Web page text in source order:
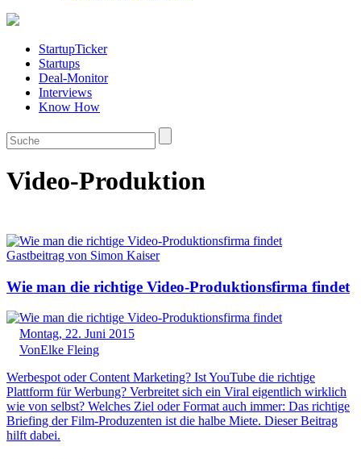
StartupTicker
Startups
Deal-Monitor
Interviews
Know How
Video-Produktion
Gastbeitrag von Simon Kaiser
Wie man die richtige Video-Produktionsfirma findet
Montag, 22. Juni 2015
VonElke Fleing
Werbespot oder Content Marketing? Ist YouTube die richtige
Plattform für Werbung? Verbreitet sich ein Viral eigentlich wirklich
wie von selbst? Welches Ziel oder Format auch immer: Das richtige
Briefing der Film-Produzenten ist die halbe Miete. Dieser Beitrag
hilft dabei.